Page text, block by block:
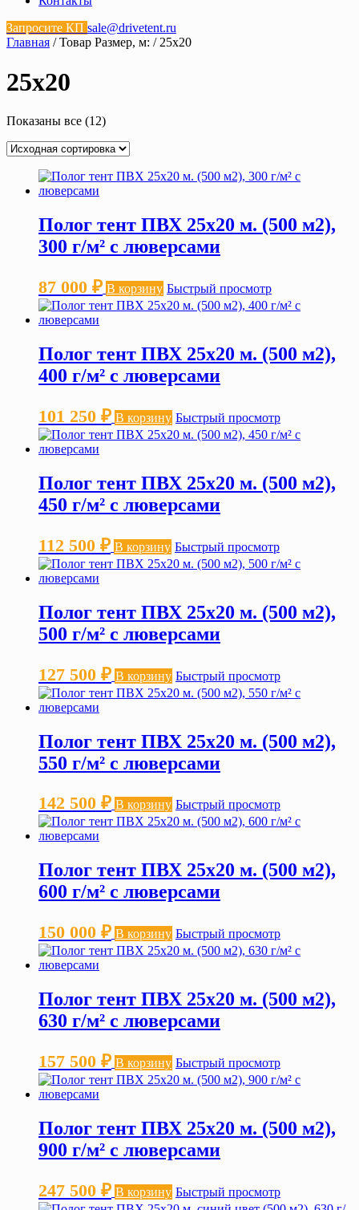
Запросите КП sale@drivetent.ru
Главная / Товар Размер, м: / 25х20
25х20
Показаны все (12)
Полог тент ПВХ 25х20 м. (500 м2),
300 г/м² с люверсами
87 000 ₽ В корзину Быстрый просмотр
Полог тент ПВХ 25х20 м. (500 м2),
400 г/м² с люверсами
101 250 ₽ В корзину Быстрый просмотр
Полог тент ПВХ 25х20 м. (500 м2),
450 г/м² с люверсами
112 500 ₽ В корзину Быстрый просмотр
Полог тент ПВХ 25х20 м. (500 м2),
500 г/м² с люверсами
127 500 ₽ В корзину Быстрый просмотр
Полог тент ПВХ 25х20 м. (500 м2),
550 г/м² с люверсами
142 500 ₽ В корзину Быстрый просмотр
Полог тент ПВХ 25х20 м. (500 м2),
600 г/м² с люверсами
150 000 ₽ В корзину Быстрый просмотр
Полог тент ПВХ 25х20 м. (500 м2),
630 г/м² с люверсами
157 500 ₽ В корзину Быстрый просмотр
Полог тент ПВХ 25х20 м. (500 м2),
900 г/м² с люверсами
247 500 ₽ В корзину Быстрый просмотр